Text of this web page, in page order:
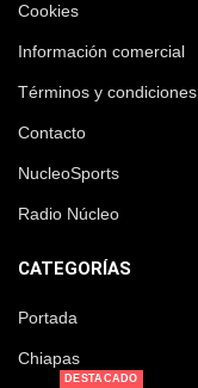
Cookies
Información comercial
Términos y condiciones
Contacto
NucleoSports
Radio Núcleo
CATEGORÍAS
Portada
Chiapas
DESTACADO